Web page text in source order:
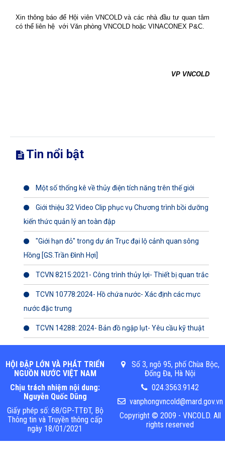
Xin thông báo để Hội viên VNCOLD và các nhà đầu tư quan tâm
có thể liên hệ với Văn phòng VNCOLD hoặc VINACONEX P&C.
VP VNCOLD
Tin nổi bật
Một số thống kê về thủy điện tích năng trên thế giới
Giới thiệu 32 Video Clip phục vụ Chương trình bồi dưỡng
kiến thức quản lý an toàn đập
"Giới hạn đỏ" trong dự án Trục đại lộ cảnh quan sông
Hồng [GS.Trần Đình Hợi]
TCVN 8215:2021- Công trình thủy lợi- Thiết bị quan trắc
TCVN 10778:2024- Hồ chứa nước- Xác định các mực
nước đặc trưng
TCVN 14288: 2024- Bản đồ ngập lụt- Yêu cầu kỹ thuật
HỘI ĐẬP LỚN VÀ PHÁT TRIỂN
NGUỒN NƯỚC VIỆT NAM
Chịu trách nhiệm nội dung:
Nguyễn Quốc Dũng
Giấy phép số: 68/GP-TTĐT, Bộ
Thông tin và Truyền thông cấp
ngày 18/01/2021
Số 3, ngõ 95, phố Chùa Bộc,
Đống Đa, Hà Nội
024.3563.9142
vanphongvncold@mard.gov.vn
Copyright © 2009 - VNCOLD. All
rights reserved